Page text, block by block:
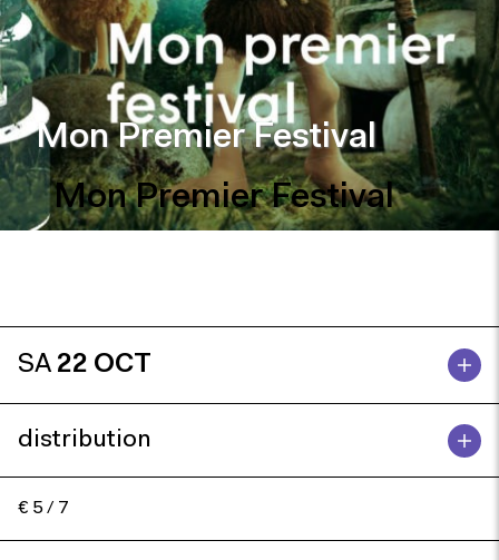
Mon Premier Festival
Mon Premier Festival
SA 22 OCT
distribution
€ 5 / 7